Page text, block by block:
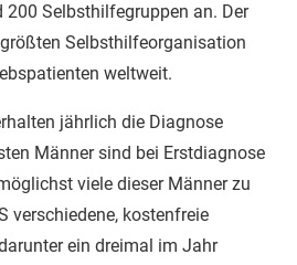
200 Selbsthilfegruppen an. Der
Selbsthilfeorganisation
weltweit.
jährlich die Diagnose
Männer sind bei Erstdiagnose
viele dieser Männer zu
verschiedene, kostenfreie
ein dreimal im Jahr